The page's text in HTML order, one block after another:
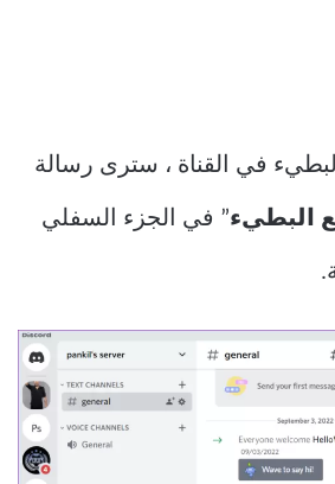
في القناة ، سترى رسالة
البطيء” في الجزء السفلي